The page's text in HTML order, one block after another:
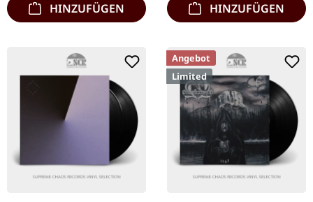
HINZUFÜGEN HINZUFÜGEN
Angebot
Limited